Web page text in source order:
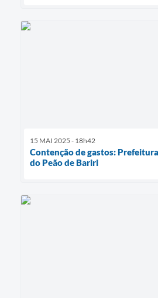
15 MAI 2025 - 18h42
Contenção de gastos:
do Peão de Bariri